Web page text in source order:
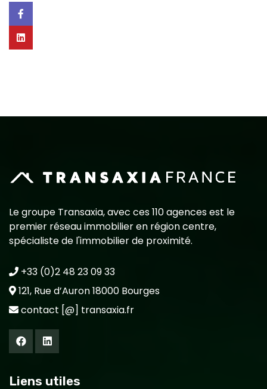
Le groupe Transaxia, avec ces 110 agences est le
premier réseau immobilier en région centre,
spécialiste de l'immobilier de proximité.
+33 (0)2 48 23 09 33
121, Rue d’Auron 18000 Bourges
contact [@] transaxia.fr
Liens utiles